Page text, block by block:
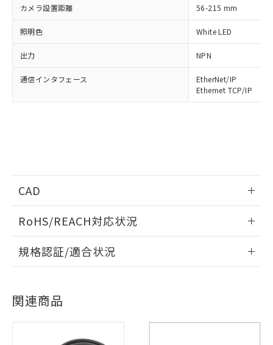
カメラ設置距離 56-215 mm
照明色 White LED
出力 NPN
通信インタフェース
EtherNet/IP
Ethernet TCP/IP
CAD
ログイン/会員登録いただくと、CADデータをダウンロー
ドすることができます。
RoHS/REACH対応状況
EU RoHS 注意事項・凡例
対応状況 ※1
規格認証/適合状況
No
関連商品対応済み：EU RoHS指令（10物質）の
対応予定：EU RoHS指令（10物質）の非含